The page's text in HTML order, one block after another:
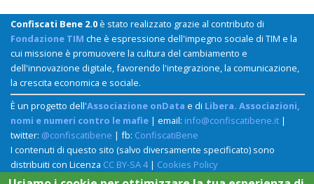
Confiscati Bene 2.0è stato realizzato grazie al contributo di
Fondazione TIM che è espressione dell'impegno sociale di TIM e la
cui missione è promuovere la cultura del cambiamento e
dell'innovazione digitale, favorendo l'integrazione, la comunicazione,
la crescita economica e sociale.
È un progetto dell'Associazione onData e di Libera. Associazioni,
nomi e numeri contro le mafie | email: info@confiscatibene.it |
twitter: @confiscatibene | fb: ConfiscatiBene
I contenuti di questo sito (salvo diversamente specificato) sono
distribuiti con Licenza CC BY-SA 4| Cookies Policy